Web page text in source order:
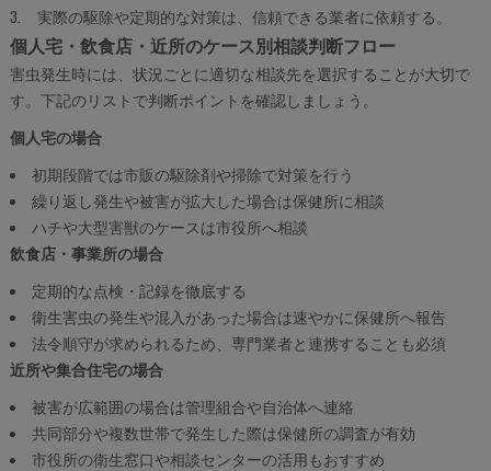
実際の駆除や定期的な対策は、信頼できる業者に依頼する。
個人宅・飲食店・近所のケース別相談判断フロー
害虫発生時には、状況ごとに適切な相談先を選択することが大切で
す。下記のリストで判断ポイントを確認しましょう。
個人宅の場合
初期段階では市販の駆除剤や掃除で対策を行う
繰り返し発生や被害が拡大した場合は保健所に相談
ハチや大型害獣のケースは市役所へ相談
飲食店・事業所の場合
定期的な点検・記録を徹底する
衛生害虫の発生や混入があった場合は速やかに保健所へ報告
法令順守が求められるため、専門業者と連携することも必須
近所や集合住宅の場合
被害が広範囲の場合は管理組合や自治体へ連絡
共同部分や複数世帯で発生した際は保健所の調査が有効
市役所の衛生窓口や相談センターの活用もおすすめ